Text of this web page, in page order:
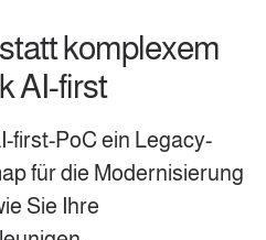
komplexem
AI-first
first-PoC ein Legacy-
für die Modernisierung
Sie Ihre